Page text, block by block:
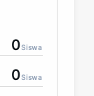
0Siswa
0Siswa